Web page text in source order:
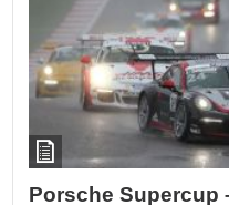
Porsche Supercup